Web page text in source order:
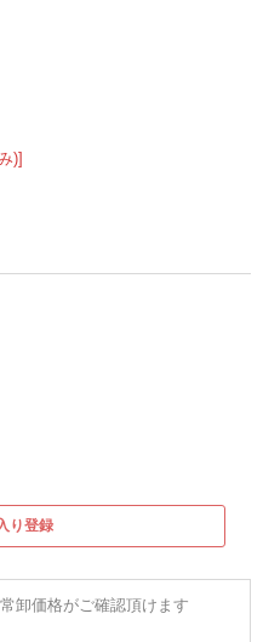
)]
り登録
卸価格がご確認頂けます